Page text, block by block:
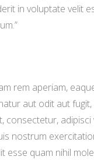
in voluptate velit
rem aperiam,
aut odit aut
nostrum
quam nihil